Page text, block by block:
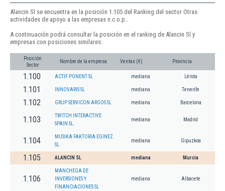
Alancin Sl se encuentra en la posición 1.105 del Ranking del sector Otras
actividades de apoyo a las empresas n.c.o.p..
A continuación podrá consultar la posición en el ranking de Alancin Sl y
empresas con posiciones similares:
Posición
Sector
Nombre de la empresa Ventas (€) Provincia
1.100 ACTIF PONENT SL mediana Lérida
1.101 INNOVARIS SL mediana Tenerife
1.102 GRUP SERVICON ARGOS SL mediana Barcelona
1.103
TWITCH INTERACTIVE
SPAIN SL.
mediana Madrid
1.104
MUSIKA FAKTORIA EGINEZ
SL.
mediana Gipuzkoa
1.105 ALANCIN SL mediana Murcia
1.106
MANCHEGA DE
INVERSIONES Y
FINANCIACIONES SL
mediana Albacete